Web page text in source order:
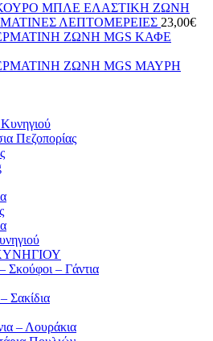
ΜΠΛΕ ΕΛΑΣΤΙΚΗ ΖΩΝΗ
ΛΕΠΤΟΜΕΡΕΙΕΣ 23,00€
ΖΩΝΗ MGS ΚΑΦΕ
ΖΩΝΗ MGS ΜΑΥΡΗ
Πεζοπορίας
Σκούφοι – Γάντια
Σακίδια
– Λουράκια